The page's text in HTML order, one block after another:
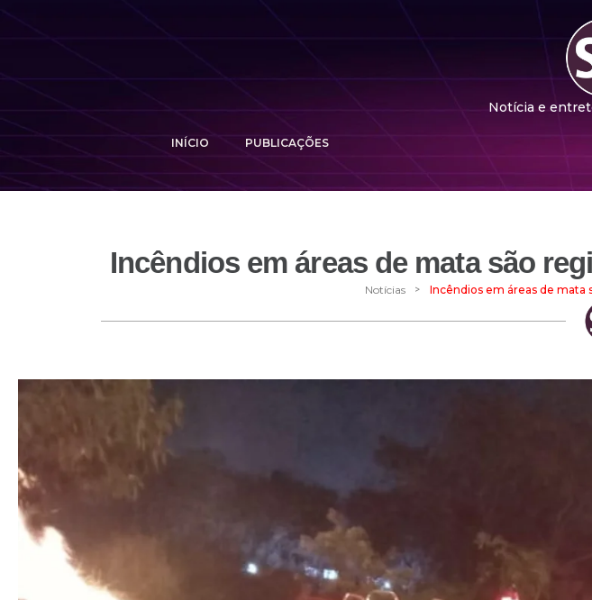
Notícia e
INÍCIO PUBLICAÇÕES
Incêndios em áreas de mata são
Notícias > Incêndios em áreas de mata